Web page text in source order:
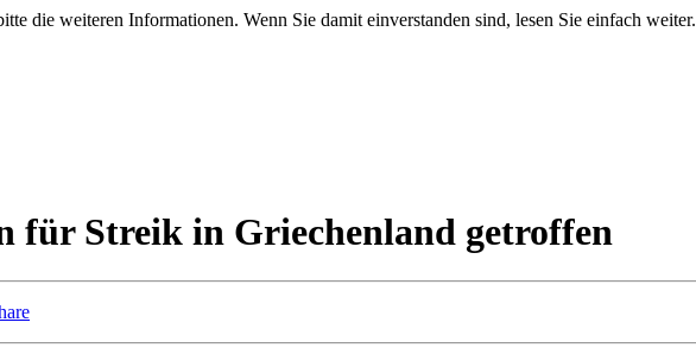
die weiteren Informationen. Wenn Sie damit einverstanden sind, lesen Sie einfach weiter.
für Streik in Griechenland getroffen